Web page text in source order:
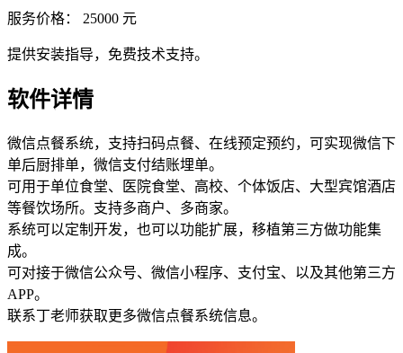
服务价格： 25000 元
提供安装指导，免费技术支持。
软件详情
微信点餐系统，支持扫码点餐、在线预定预约，可实现微信下
单后厨排单，微信支付结账埋单。
可用于单位食堂、医院食堂、高校、个体饭店、大型宾馆酒店
等餐饮场所。支持多商户、多商家。
系统可以定制开发，也可以功能扩展，移植第三方做功能集
成。
可对接于微信公众号、微信小程序、支付宝、以及其他第三方
APP。
联系丁老师获取更多微信点餐系统信息。